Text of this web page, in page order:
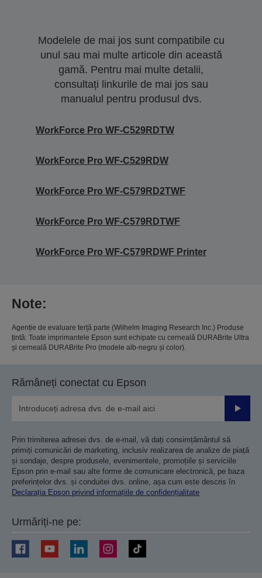
Modelele de mai jos sunt compatibile cu
unul sau mai multe articole din această
gamă. Pentru mai multe detalii,
consultați linkurile de mai jos sau
manualul pentru produsul dvs.
WorkForce Pro WF-C529RDTW
WorkForce Pro WF-C529RDW
WorkForce Pro WF-C579RD2TWF
WorkForce Pro WF-C579RDTWF
WorkForce Pro WF-C579RDWF Printer
Note:
Agenție de evaluare terță parte (Wilhelm Imaging Research Inc.) Produse
țintă: Toate imprimantele Epson sunt echipate cu cerneală DURABrite Ultra
și cerneală DURABrite Pro (modele alb-negru și color).
Rămâneți conectat cu Epson
Prin trimiterea adresei dvs. de e-mail, vă dați consimțământul să
primiți comunicări de marketing, inclusiv realizarea de analize de piață
și sondaje, despre produsele, evenimentele, promoțiile și serviciile
Epson prin e-mail sau alte forme de comunicare electronică, pe baza
preferințelor dvs. și conduitei dvs. online, așa cum este descris în
Declarația Epson privind informațiile de confidențialitate
Urmăriți-ne pe: